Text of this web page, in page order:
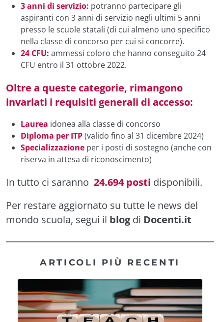
3 anni di servizio: potranno partecipare gli
aspiranti con 3 anni di servizio negli ultimi 5 anni
presso le scuole statali (di cui almeno uno specifico
nella classe di concorso per cui si concorre).
24 CFU: ammessi coloro che hanno conseguito 24
CFU entro il 31 ottobre 2022.
Oltre a queste categorie, rimangono
invariati i requisiti generali di accesso:
Laurea idonea alla classe di concorso
Diploma per ITP(valido fino al 31 dicembre 2024)
Specializzazione per i posti di sostegno (anche con
riserva in attesa di riconoscimento)
In tutto ci saranno 24.694 posti disponibili.
Per restare aggiornato su tutte le news del
mondo scuola, segui il blog di Docenti.it
ARTICOLI PIÙ RECENTI